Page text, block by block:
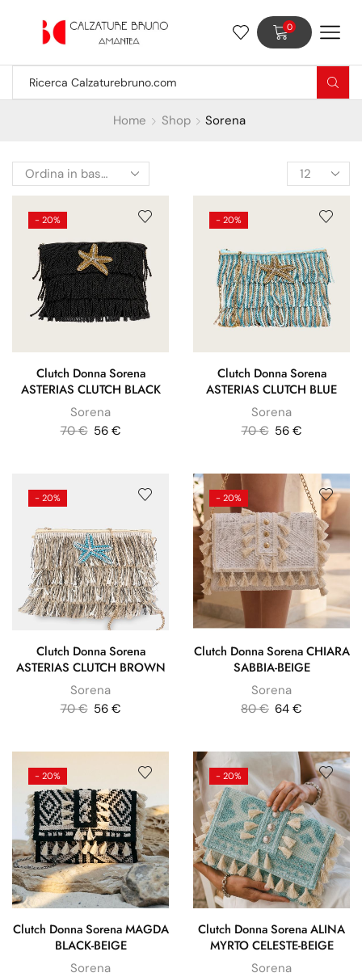
0
Home Shop Sorena
- 20%
Clutch Donna Sorena
ASTERIAS CLUTCH BLACK
Sorena
70€ 56 €
- 20%
Clutch Donna Sorena
ASTERIAS CLUTCH BLUE
Sorena
70€ 56 €
- 20%
Clutch Donna Sorena
ASTERIAS CLUTCH BROWN
Sorena
70€ 56 €
- 20%
Clutch Donna Sorena CHIARA
SABBIA-BEIGE
Sorena
80€ 64 €
- 20%
Clutch Donna Sorena MAGDA
BLACK-BEIGE
Sorena
- 20%
Clutch Donna Sorena ALINA
MYRTO CELESTE-BEIGE
Sorena